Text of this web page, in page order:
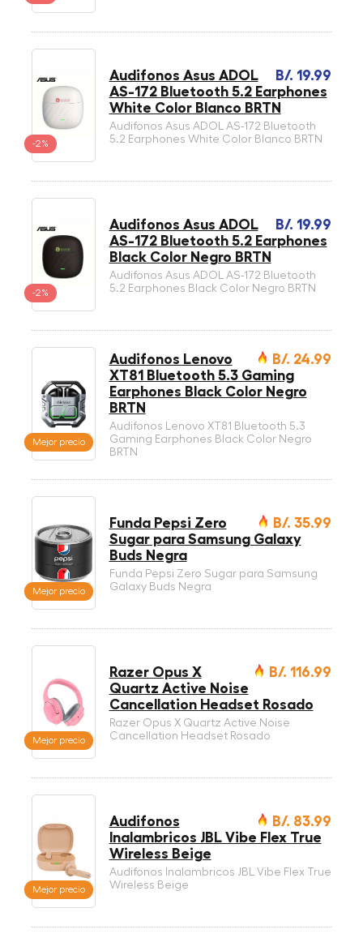
-2%
B/. 19.99
Audifonos Asus ADOL
AS-172 Bluetooth 5.2 Earphones
White Color Blanco BRTN
Audifonos Asus ADOL AS-172 Bluetooth
5.2 Earphones White Color Blanco BRTN
-2%
B/. 19.99
Audifonos Asus ADOL
AS-172 Bluetooth 5.2 Earphones
Black Color Negro BRTN
Audifonos Asus ADOL AS-172 Bluetooth
5.2 Earphones Black Color Negro BRTN
Mejor precio
B/. 24.99
Audifonos Lenovo
XT81 Bluetooth 5.3 Gaming
Earphones Black Color Negro
BRTN
Audifonos Lenovo XT81 Bluetooth 5.3
Gaming Earphones Black Color Negro
BRTN
Mejor precio
B/. 35.99
Funda Pepsi Zero
Sugar para Samsung Galaxy
Buds Negra
Funda Pepsi Zero Sugar para Samsung
Galaxy Buds Negra
Mejor precio
B/. 116.99
Razer Opus X
Quartz Active Noise
Cancellation Headset Rosado
Razer Opus X Quartz Active Noise
Cancellation Headset Rosado
Mejor precio
B/. 83.99
Audifonos
Inalambricos JBL Vibe Flex True
Wireless Beige
Audifonos Inalambricos JBL Vibe Flex True
Wireless Beige